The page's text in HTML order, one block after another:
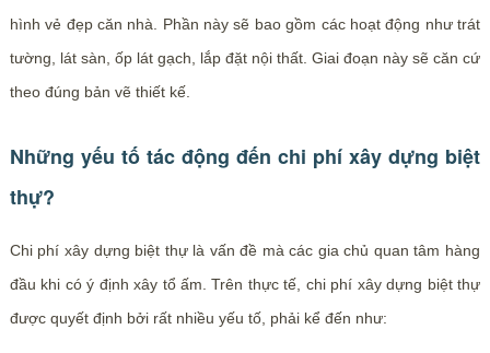
hình vẻ đẹp căn nhà. Phần này sẽ bao gồm các hoạt động như trát
tường, lát sàn, ốp lát gạch, lắp đặt nội thất. Giai đoạn này sẽ căn cứ
theo đúng bản vẽ thiết kế.
Những yếu tố tác động đến chi phí xây dựng biệt
thự?
Chi phí xây dựng biệt thự là vấn đề mà các gia chủ quan tâm hàng
đầu khi có ý định xây tổ ấm. Trên thực tế, chi phí xây dựng biệt thự
được quyết định bởi rất nhiều yếu tố, phải kể đến như: